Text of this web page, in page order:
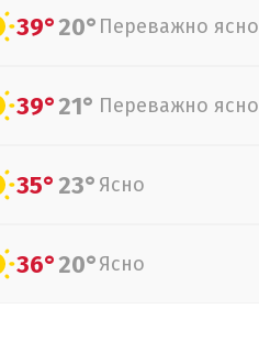
39°20° Переважно ясно
39°21° Переважно ясно
35°23° Ясно
36°20°Ясно